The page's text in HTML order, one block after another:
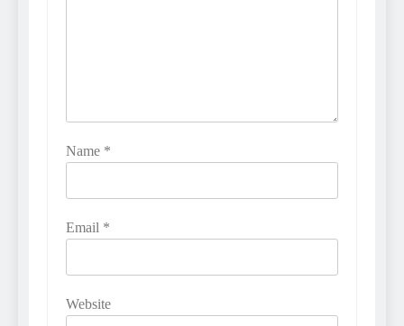
Name *
Email *
Website